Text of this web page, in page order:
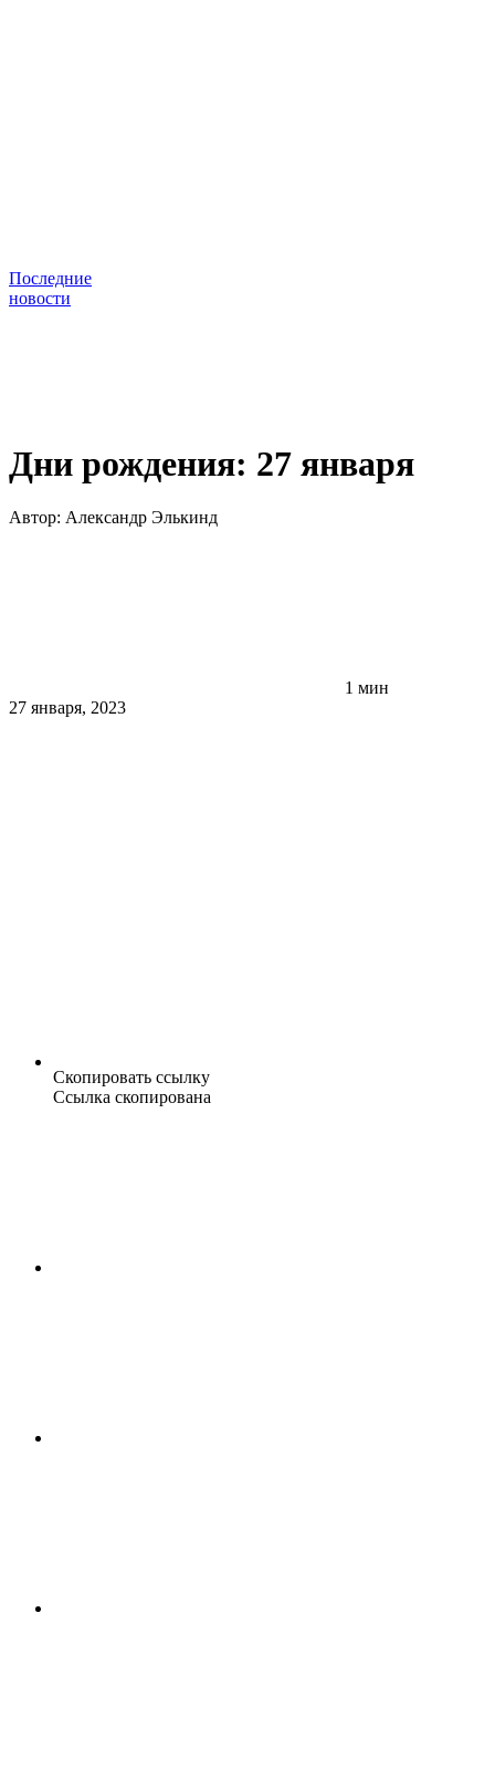
Последние
новости
Дни рождения: 27 января
Автор: Александр Элькинд
1 мин
27 января, 2023
Скопировать ссылку
Ссылка скопирована